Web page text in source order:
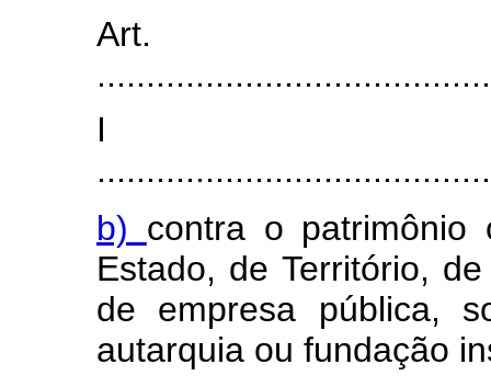
I
b) contra o
Estado, de Território,
de empresa pública,
autarquia ou fundação